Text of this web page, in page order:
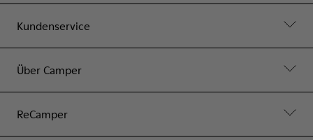
Kundenservice
Über Camper
ReCamper